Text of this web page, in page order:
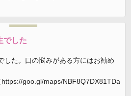
でした
した。口の悩みがある方にはお勧め
goo.gl/maps/NBF8Q7DX81TDa